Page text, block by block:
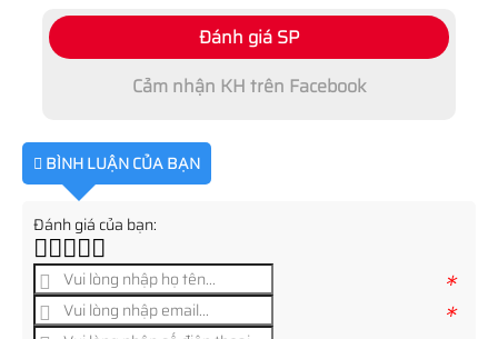
Đánh giá SP
Cảm nhận KH trên Facebook
BÌNH LUẬN CỦA BẠN
Đánh giá của bạn:
*
*